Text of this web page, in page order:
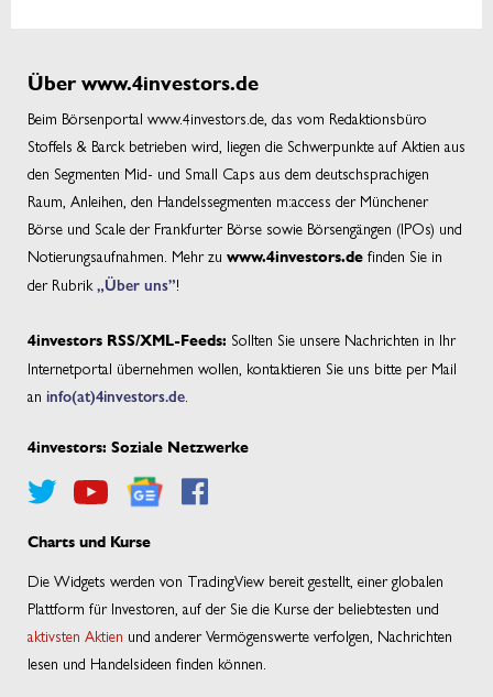
Über www.4investors.de
Beim Börsenportal www.4investors.de, das vom Redaktionsbüro
Stoffels & Barck betrieben wird, liegen die Schwerpunkte auf Aktien aus
den Segmenten Mid- und Small Caps aus dem deutschsprachigen
Raum, Anleihen, den Handelssegmenten m:access der Münchener
Börse und Scale der Frankfurter Börse sowie Börsengängen (IPOs) und
Notierungsaufnahmen. Mehr zu www.4investors.de finden Sie in
der Rubrik „Über uns”!
4investors RSS/XML-Feeds: Sollten Sie unsere Nachrichten in Ihr
Internetportal übernehmen wollen, kontaktieren Sie uns bitte per Mail
an info(at)4investors.de.
4investors: Soziale Netzwerke
Charts und Kurse
Die Widgets werden von TradingView bereit gestellt, einer globalen
Plattform für Investoren, auf der Sie die Kurse der beliebtesten und
aktivsten Aktien und anderer Vermögenswerte verfolgen, Nachrichten
lesen und Handelsideen finden können.